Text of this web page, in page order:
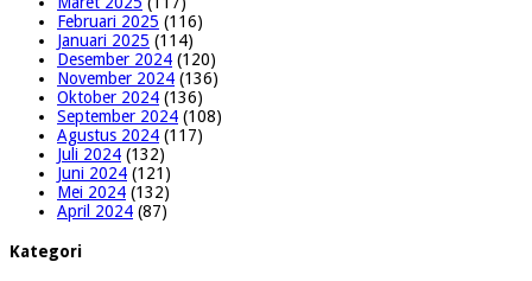
Februari 2025 (116)
Januari 2025 (114)
Desember 2024 (120)
November 2024 (136)
Oktober 2024 (136)
September 2024 (108)
Agustus 2024 (117)
Juli 2024 (132)
Juni 2024 (121)
Mei 2024 (132)
April 2024 (87)
Kategori